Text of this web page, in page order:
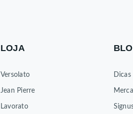
LOJA
Versolato
Jean Pierre
Lavorato
Dicas